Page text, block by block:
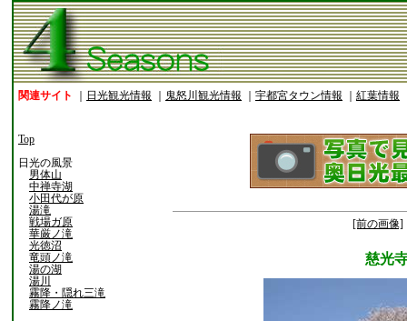
関連サイト 日光観光情報 鬼怒川観光情報 宇都宮タウン情報 紅葉情報
Top
日光の風景
男体山
中禅寺湖
小田代が原
湯滝
戦場ガ原
華厳ノ滝
光徳沼
竜頭ノ滝
湯の湖
湯川
霧降・隠れ三滝
霧降ノ滝
[前の画像]
慈光